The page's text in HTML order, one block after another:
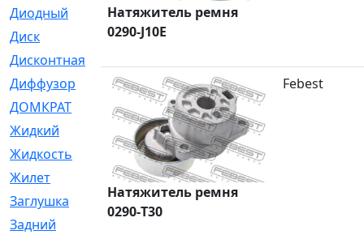
Диодный
[3]
Диск
[418]
Дисконтная
Диффузор
[1]
ДОМКРАТ
[1]
Жидкий
[5]
Жидкость
[80]
Жилет
[1]
Заглушка
[21]
Задний
Натяжитель ремня
0290-J10E
Натяжитель ремня
0290-T30
Febest